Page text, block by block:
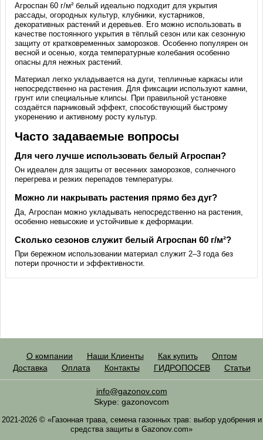
Агроспан 60 г/м² белый идеально подходит для укрытия
рассады, огородных культур, клубники, кустарников,
декоративных растений и деревьев. Его можно использовать в
качестве постоянного укрытия в тёплый сезон или как сезонную
защиту от кратковременных заморозков. Особенно популярен он
весной и осенью, когда температурные колебания особенно
опасны для нежных растений.
Материал легко укладывается на дуги, тепличные каркасы или
непосредственно на растения. Для фиксации используют камни,
грунт или специальные клипсы. При правильной установке
создаётся парниковый эффект, способствующий быстрому
укоренению и активному росту культур.
Часто задаваемые вопросы
Для чего лучше использовать белый Агроспан?
Он идеален для защиты от весенних заморозков, солнечного
перегрева и резких перепадов температуры.
Можно ли накрывать растения прямо без дуг?
Да, Агроспан можно укладывать непосредственно на растения,
особенно невысокие и устойчивые к деформации.
Сколько сезонов служит белый Агроспан 60 г/м²?
При бережном использовании материал служит 2–3 года без
потери прочности и эффективности.
О компании Наши Клиенты Как купить
Оптом
Доставка
Оплата Контакты ГИДРОПОСЕВ Статьи
info@gazonov.com
Skype: gazonovcom
2021-2026 © «Газонная трава, семена газонных трав: выбор удобрения и
средства защиты в Gazonov.com»